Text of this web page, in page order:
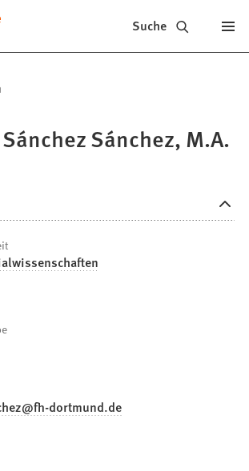
Suche
Sánchez, M.A.
fh-dortmund de